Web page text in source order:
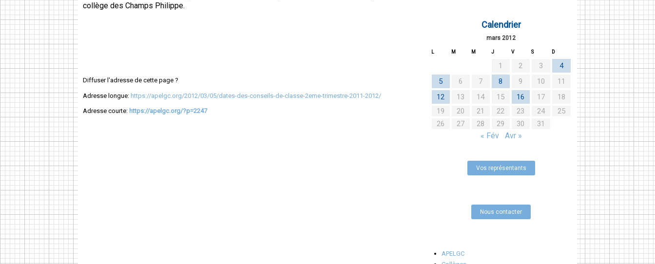
collège des Champs Philippe.
Diffuser l'adresse de cette page ?
Adresse longue: https://apelgc.org/2012/03/05/dates-des-conseils-de-classe-2eme-trimestre-2011-2012/
Adresse courte: https://apelgc.org/?p=2247
Calendrier
mars 2012
L M M J V S D
1 2 3
4
5
6 7 8 9 10
11
12
13 14 15 16 17
18
19
20 21 22 23 24
25
26
27 28 29 30 31
« Fév Avr »
Vos représentants
Nous contacter
APELGC